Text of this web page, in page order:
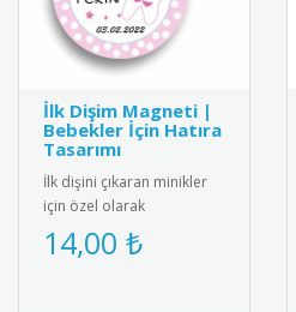
İlk Dişim Magneti |
Bebekler İçin Hatıra
Tasarımı
İlk dişini çıkaran minikler
için özel olarak
tasarlanmış bebek
magneti. Diş buğdayı
14,00 ₺